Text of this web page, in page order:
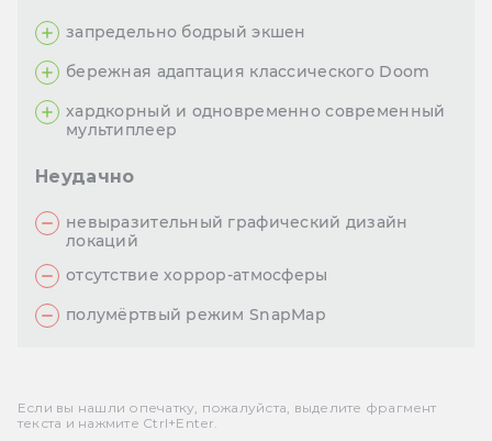
запредельно бодрый экшен
бережная адаптация классического Doom
хардкорный и одновременно современный
мультиплеер
Неудачно
невыразительный графический дизайн
локаций
отсутствие хоррор-атмосферы
полумёртвый режим SnapMap
Если вы нашли опечатку, пожалуйста, выделите фрагмент
текста и нажмите Ctrl+Enter.